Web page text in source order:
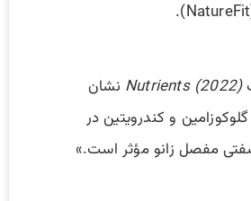
Nutrients (2022) نشان
و کندرویتین در
مفصل زانو مؤثر است.»